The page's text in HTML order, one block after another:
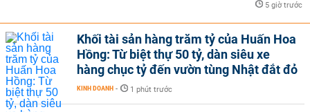
5 giờ trước
Khối tài sản hàng trăm tỷ của Huấn Hoa
Hồng: Từ biệt thự 50 tỷ, dàn siêu xe
hàng chục tỷ đến vườn tùng Nhật đắt đỏ
KINH DOANH - 1 phút trước